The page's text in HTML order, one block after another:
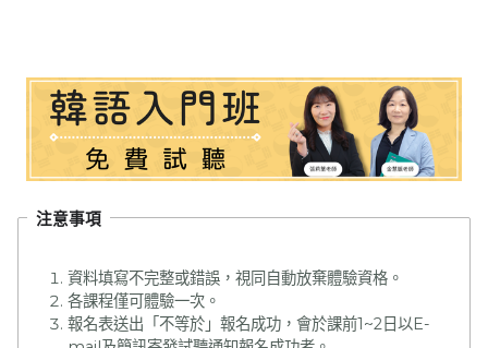
注意事項
資料填寫不完整或錯誤，視同自動放棄體驗資格。
各課程僅可體驗一次。
報名表送出「不等於」報名成功，會於課前1~2日以E-